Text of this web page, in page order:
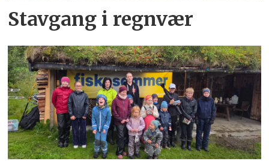
Stavgang i regnvær